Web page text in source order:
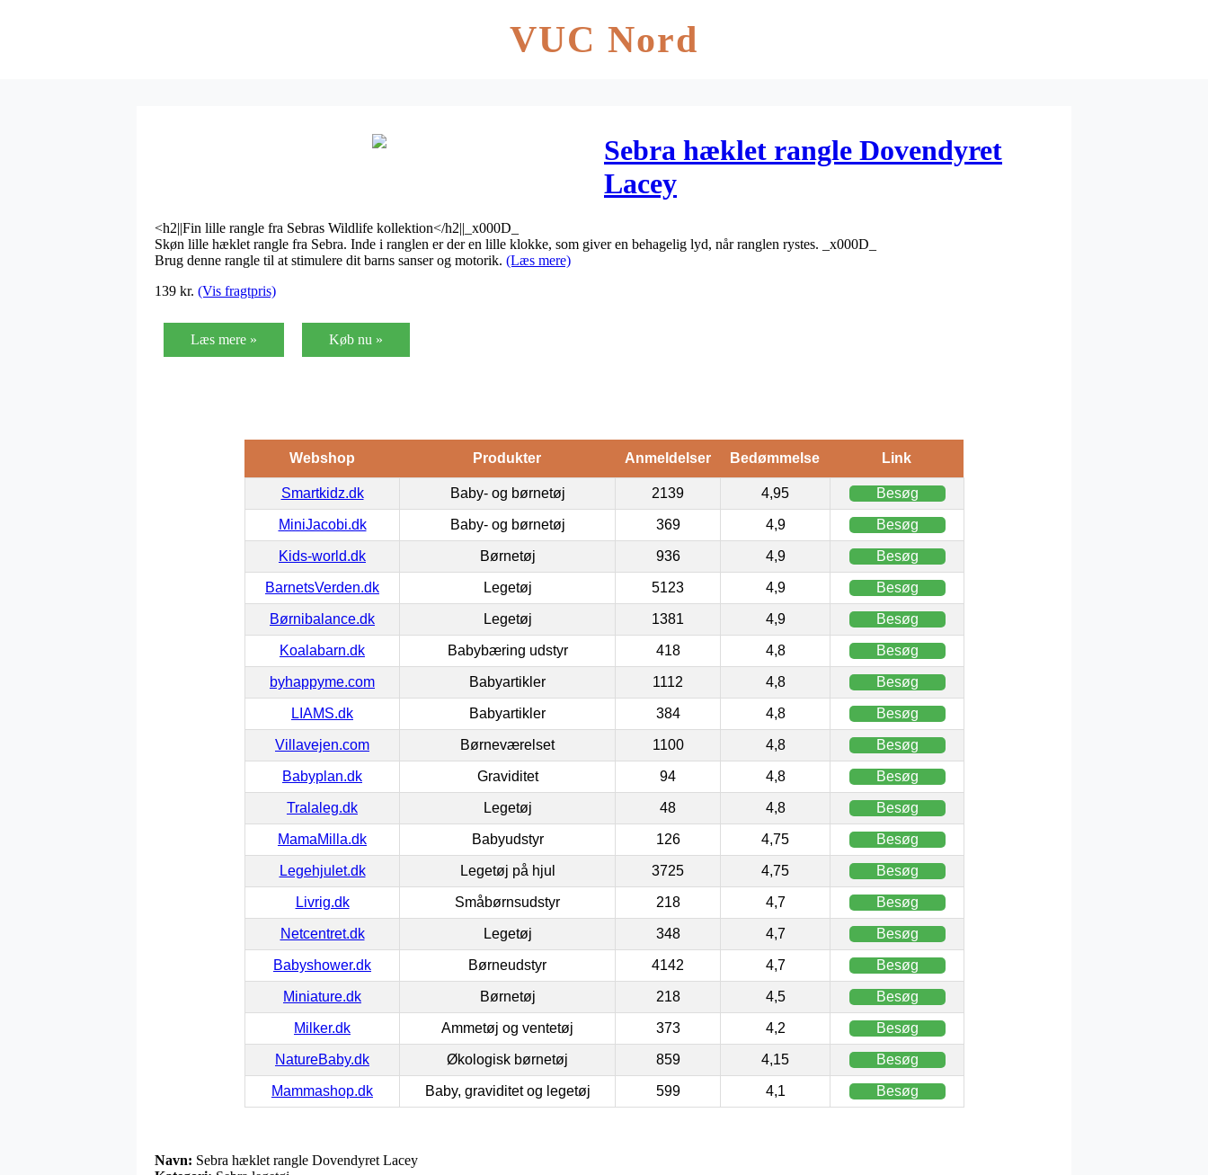
VUC Nord
Sebra hæklet rangle Dovendyret
Lacey
<h2||Fin lille rangle fra Sebras Wildlife kollektion</h2||_x000D_
Skøn lille hæklet rangle fra Sebra. Inde i ranglen er der en lille klokke, som giver en behagelig lyd, når ranglen rystes. _x000D_
Brug denne rangle til at stimulere dit barns sanser og motorik. (Læs mere)
139 kr. (Vis fragtpris)
Læs mere » Køb nu »
Webshop Produkter Anmeldelser Bedømmelse Link
Smartkidz.dk Baby- og børnetøj 2139 4,95 Besøg
MiniJacobi.dk Baby- og børnetøj 369 4,9 Besøg
Kids-world.dk Børnetøj 936 4,9 Besøg
BarnetsVerden.dk Legetøj 5123 4,9 Besøg
Børnibalance.dk Legetøj 1381 4,9 Besøg
Koalabarn.dk Babybæring udstyr 418 4,8 Besøg
byhappyme.com Babyartikler 1112 4,8 Besøg
LIAMS.dk Babyartikler 384 4,8 Besøg
Villavejen.com Børneværelset 1100 4,8 Besøg
Babyplan.dk Graviditet 94 4,8 Besøg
Tralaleg.dk Legetøj 48 4,8 Besøg
MamaMilla.dk Babyudstyr 126 4,75 Besøg
Legehjulet.dk Legetøj på hjul 3725 4,75 Besøg
Livrig.dk Småbørnsudstyr 218 4,7 Besøg
Netcentret.dk Legetøj 348 4,7 Besøg
Babyshower.dk Børneudstyr 4142 4,7 Besøg
Miniature.dk Børnetøj 218 4,5 Besøg
Milker.dk Ammetøj og ventetøj 373 4,2 Besøg
NatureBaby.dk Økologisk børnetøj 859 4,15 Besøg
Mammashop.dk Baby, graviditet og legetøj 599 4,1 Besøg
Navn: Sebra hæklet rangle Dovendyret Lacey